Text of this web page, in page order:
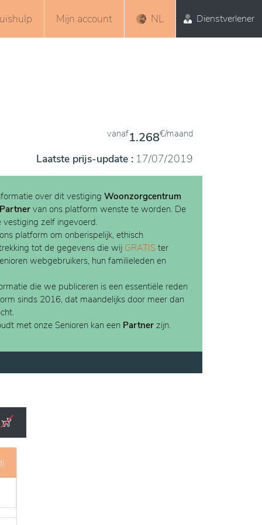
Mijn account NL Dienstverlener
vanaf1.268€/maand
Laatste prijs-update : 17/07/2019
over dit vestiging Woonzorgcentrum
Partner van ons platform wenste te worden. De
zelf ingevoerd.
platform om onberispelijk, ethisch
tot de gegevens die wij GRATIS ter
webgebruikers, hun familieleden en
die we publiceren is een essentiële reden
sinds 2016, dat maandelijks door meer dan
met onze Senioren kan een Partner zijn.